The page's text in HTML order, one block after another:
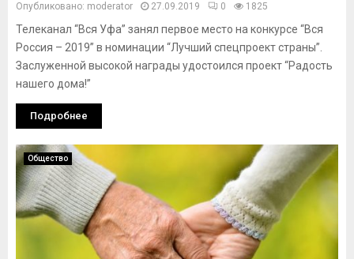
Опубликовано: moderator 27.09.2019 0 1825
Телеканал “Вся Уфа” занял первое место на конкурсе “Вся
Россия – 2019” в номинации “Лучший спецпроект страны”.
Заслуженной высокой награды удостоился проект “Радость
нашего дома!”
Подробнее
Общество